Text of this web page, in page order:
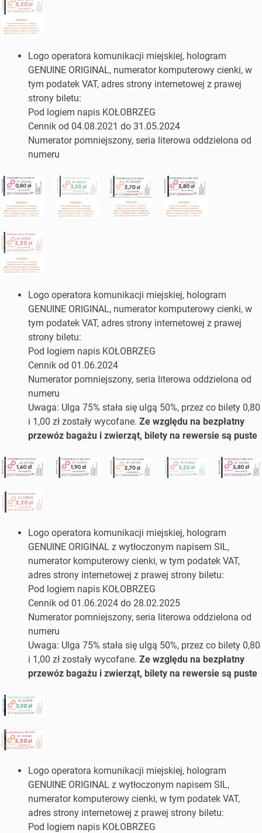
Logo operatora komunikacji miejskiej, hologram
GENUINE ORIGINAL, numerator komputerowy cienki, w
tym podatek VAT, adres strony internetowej z prawej
strony biletu:
Pod logiem napis KOŁOBRZEG
Cennik od 04.08.2021 do 31.05.2024
Numerator pomniejszony, seria literowa oddzielona od
numeru
Logo operatora komunikacji miejskiej, hologram
GENUINE ORIGINAL, numerator komputerowy cienki, w
tym podatek VAT, adres strony internetowej z prawej
strony biletu:
Pod logiem napis KOŁOBRZEG
Cennik od 01.06.2024
Numerator pomniejszony, seria literowa oddzielona od
numeru
Uwaga: Ulga 75% stała się ulgą 50%, przez co bilety 0,80
i 1,00 zł zostały wycofane. Ze względu na bezpłatny
przewóz bagażu i zwierząt, bilety na rewersie są puste
Logo operatora komunikacji miejskiej, hologram
GENUINE ORIGINAL z wytłoczonym napisem SIL,
numerator komputerowy cienki, w tym podatek VAT,
adres strony internetowej z prawej strony biletu:
Pod logiem napis KOŁOBRZEG
Cennik od 01.06.2024 do 28.02.2025
Numerator pomniejszony, seria literowa oddzielona od
numeru
Uwaga: Ulga 75% stała się ulgą 50%, przez co bilety 0,80
i 1,00 zł zostały wycofane. Ze względu na bezpłatny
przewóz bagażu i zwierząt, bilety na rewersie są puste
Logo operatora komunikacji miejskiej, hologram
GENUINE ORIGINAL z wytłoczonym napisem SIL,
numerator komputerowy cienki, w tym podatek VAT,
adres strony internetowej z prawej strony biletu:
Pod logiem napis KOŁOBRZEG